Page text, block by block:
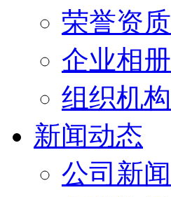
荣誉资质
企业相册
组织机构
新闻动态
公司新闻